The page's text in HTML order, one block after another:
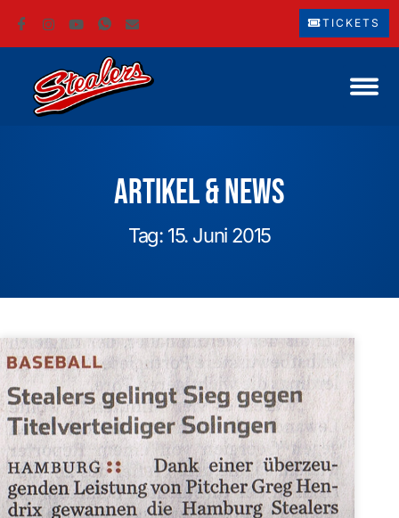
TICKETS
Artikel & News
Tag: 15. Juni 2015